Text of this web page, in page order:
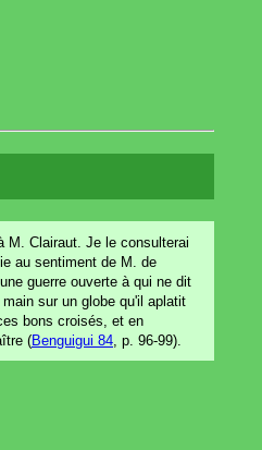
M. Clairaut. Je le consulterai
au sentiment de M. de
guerre ouverte à qui ne dit
sur un globe qu'il aplatit
bons croisés, et en
(Benguigui 84 , p. 96-99).